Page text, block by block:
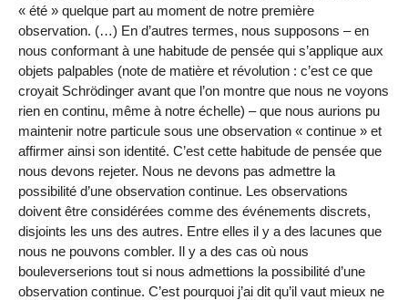
« été » quelque part au moment de notre première
observation. (…) En d’autres termes, nous supposons – en
nous conformant à une habitude de pensée qui s’applique aux
objets palpables (note de matière et révolution : c’est ce que
croyait Schrödinger avant que l’on montre que nous ne voyons
rien en continu, même à notre échelle) – que nous aurions pu
maintenir notre particule sous une observation « continue » et
affirmer ainsi son identité. C’est cette habitude de pensée que
nous devons rejeter. Nous ne devons pas admettre la
possibilité d’une observation continue. Les observations
doivent être considérées comme des événements discrets,
disjoints les uns des autres. Entre elles il y a des lacunes que
nous ne pouvons combler. Il y a des cas où nous
bouleverserions tout si nous admettions la possibilité d’une
observation continue. C’est pourquoi j’ai dit qu’il vaut mieux ne